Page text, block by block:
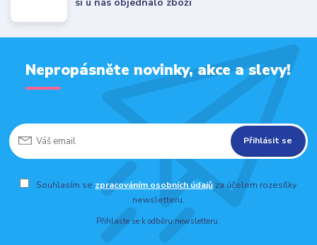
Nepropásněte novinky, akce a slevy!
Přihlásit se
Souhlasím se zpracováním osobních údajů za účelem rozesílky
newsletteru.
Přihlaste se k odběru newsletteru.